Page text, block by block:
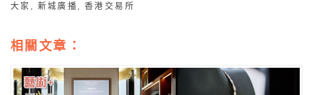
大家 , 新城廣播,香港交易所
相關文章：